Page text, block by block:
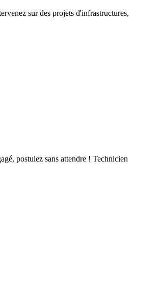
sur des projets d'infrastructures,
postulez sans attendre ! Technicien